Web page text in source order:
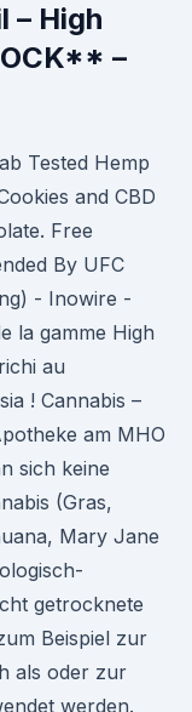
– High
–
Tested Hemp
and CBD
Free
By UFC
- Inowire -
la gamme High
au
! Cannabis –
am MHO
sich keine
(Gras,
Mary Jane
getrocknete
Beispiel zur
als oder zur
werden.